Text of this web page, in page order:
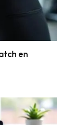
en